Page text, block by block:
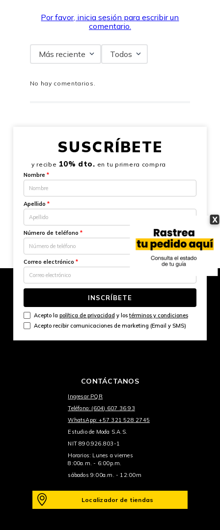
X
Por favor, inicia sesión para escribir un
comentario.
Más reciente Todos
No hay comentarios.
SUSCRÍBETE
y recibe 10% dto. en tu primera compra
Nombre *
Apellido *
Número de teléfono *
Correo electrónico *
INSCRÍBETE
Acepto la política de privacidad y lostérminos y condiciones
Acepto recibir comunicaciones de marketing (Email y SMS)
CONTÁCTANOS
Ingresar PQR
Teléfono: (604) 607 36 93
WhatsApp: +57 321 528 2745
Estudio de Moda S.A.S.
NIT 890.926.803-1
Horarios: Lunes a viernes
8:00a.m. - 6:00p.m.
sábados 9:00a.m. - 12:00m
Localizador de tiendas